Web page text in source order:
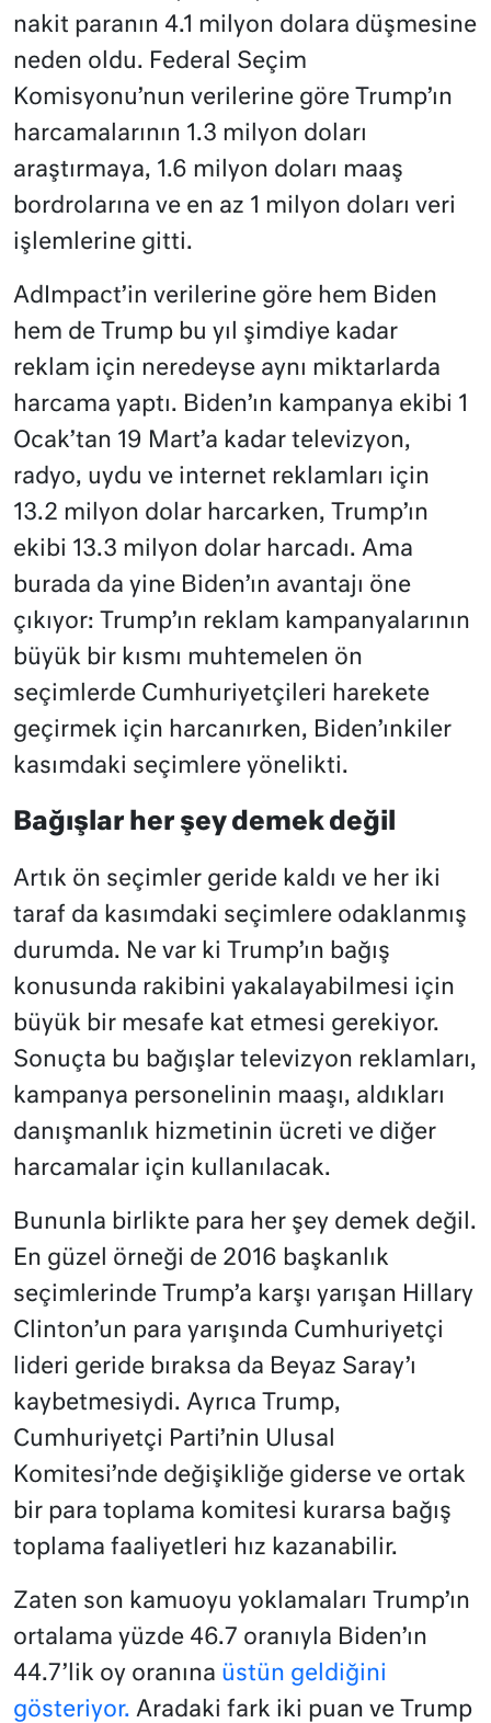
nakit paranın 4.1 milyon dolara düşmesine
neden oldu. Federal Seçim
Komisyonu’nun verilerine göre Trump’ın
harcamalarının 1.3 milyon doları
araştırmaya, 1.6 milyon doları maaş
bordrolarına ve en az 1 milyon doları veri
işlemlerine gitti.
AdImpact’in verilerine göre hem Biden
hem de Trump bu yıl şimdiye kadar
reklam için neredeyse aynı miktarlarda
harcama yaptı. Biden’ın kampanya ekibi 1
Ocak’tan 19 Mart’a kadar televizyon,
radyo, uydu ve internet reklamları için
13.2 milyon dolar harcarken, Trump’ın
ekibi 13.3 milyon dolar harcadı. Ama
burada da yine Biden’ın avantajı öne
çıkıyor: Trump’ın reklam kampanyalarının
büyük bir kısmı muhtemelen ön
seçimlerde Cumhuriyetçileri harekete
geçirmek için harcanırken, Biden’ınkiler
kasımdaki seçimlere yönelikti.
Bağışlar her şey demek değil
Artık ön seçimler geride kaldı ve her iki
taraf da kasımdaki seçimlere odaklanmış
durumda. Ne var ki Trump’ın bağış
konusunda rakibini yakalayabilmesi için
büyük bir mesafe kat etmesi gerekiyor.
Sonuçta bu bağışlar televizyon reklamları,
kampanya personelinin maaşı, aldıkları
danışmanlık hizmetinin ücreti ve diğer
harcamalar için kullanılacak.
Bununla birlikte para her şey demek değil.
En güzel örneği de 2016 başkanlık
seçimlerinde Trump’a karşı yarışan Hillary
Clinton’un para yarışında Cumhuriyetçi
lideri geride bıraksa da Beyaz Saray’ı
kaybetmesiydi. Ayrıca Trump,
Cumhuriyetçi Parti’nin Ulusal
Komitesi’nde değişikliğe giderse ve ortak
bir para toplama komitesi kurarsa bağış
toplama faaliyetleri hız kazanabilir.
Zaten son kamuoyu yoklamaları Trump’ın
ortalama yüzde 46.7 oranıyla Biden’ın
44.7’lik oy oranına üstün geldiğini
gösteriyor. Aradaki fark iki puan ve Trump